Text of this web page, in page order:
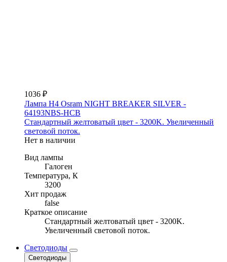
1036 ₽
Лампа H4 Osram NIGHT BREAKER SILVER -
64193NBS-HCB
Стандартный желтоватый цвет - 3200K. Увеличенный
световой поток.
Нет в наличии
Вид лампы
Галоген
Температура, К
3200
Хит продаж
false
Краткое описание
Стандартный желтоватый цвет - 3200K.
Увеличенный световой поток.
Светодиоды
Светодиоды